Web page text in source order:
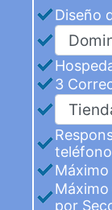
Diseño
3
Máximo
Máximo
por